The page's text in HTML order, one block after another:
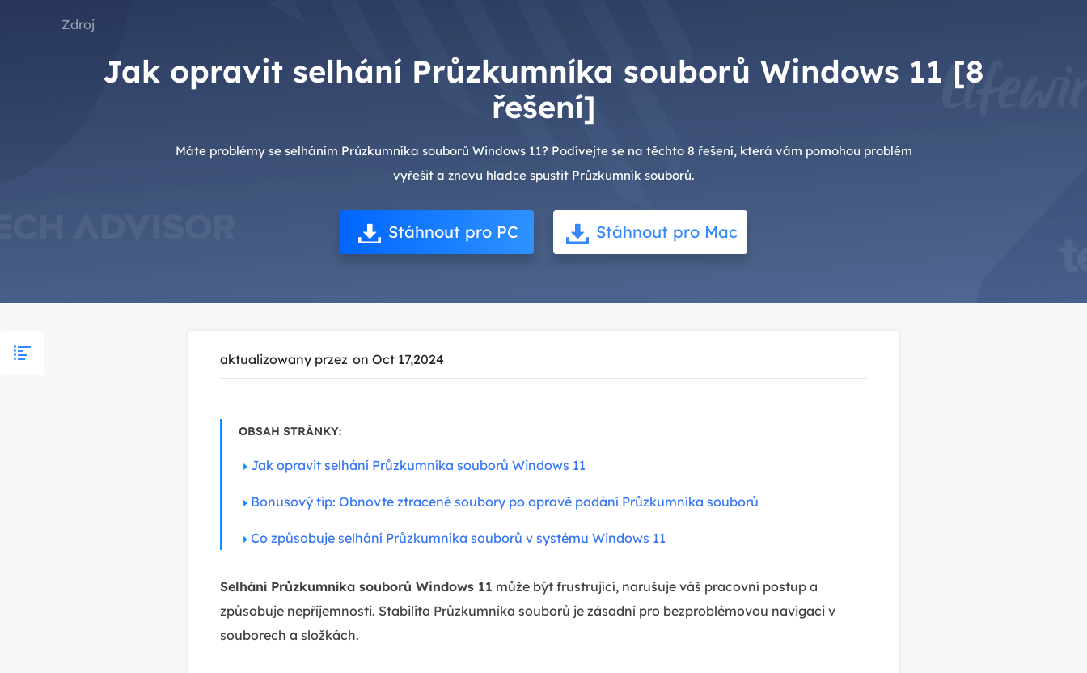
Zdroj
Jak opravit selhání Průzkumníka souborů Windows 11 [8
řešení]
Máte problémy se selháním Průzkumníka souborů Windows 11? Podívejte se na těchto 8 řešení, která vám pomohou problém
vyřešit a znovu hladce spustit Průzkumník souborů.
Stáhnout pro PC Stáhnout pro Mac
aktualizowany przez on Oct 17,2024
OBSAH STRÁNKY:
Jak opravit selhání Průzkumníka souborů Windows 11
Bonusový tip: Obnovte ztracené soubory po opravě padání Průzkumníka souborů
Co způsobuje selhání Průzkumníka souborů v systému Windows 11
Selhání Průzkumníka souborů Windows 11 může být frustrující, narušuje váš pracovní postup a
způsobuje nepříjemnosti. Stabilita Průzkumníka souborů je zásadní pro bezproblémovou navigaci v
souborech a složkách.